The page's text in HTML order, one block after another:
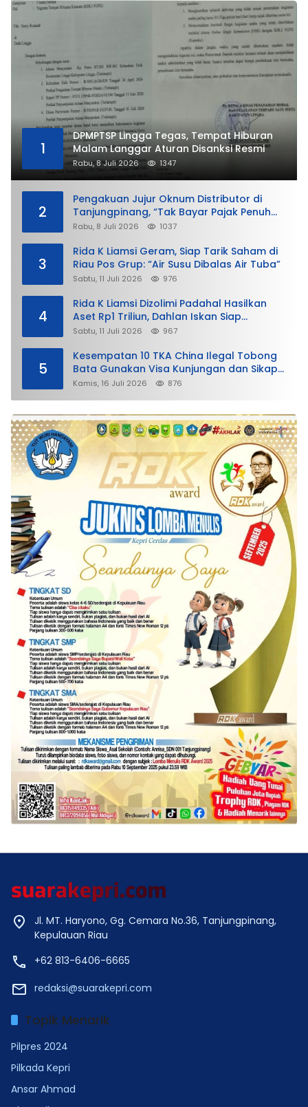
1
DPMPTSP Lingga Tegas, Tempat Hiburan
Malam Langgar Aturan Disanksi Resmi
Rabu, 8 Juli 2026 1347
2
Pengakuan Jujur Oknum Distributor di
Tanjungpinang, “Tak Bayar Pajak Penuh
demi Untung”
Rabu, 8 Juli 2026 1037
3
Rida K Liamsi Geram, Siap Tarik Saham di
Riau Pos Grup: “Air Susu Dibalas Air Tuba”
Sabtu, 11 Juli 2026 976
4
Rida K Liamsi Dizolimi Padahal Hasilkan
Aset Rp1 Triliun, Dahlan Iskan Siap
Membela
Sabtu, 11 Juli 2026 967
5
Kesempatan 10 TKA China Ilegal Tobong
Bata Gunakan Visa Kunjungan dan Sikap
Lunak Ditjen Imigrasi Kepri?
Kamis, 16 Juli 2026 876
Jl. MT. Haryono, Gg. Cemara No.36, Tanjungpinang,
Kepulauan Riau
+62 813-6406-6665
redaksi@suarakepri.com
Topik Menarik
Pilpres 2024
Pilkada Kepri
Ansar Ahmad